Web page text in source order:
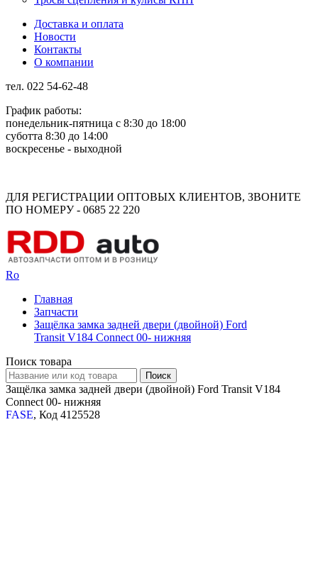
Доставка и оплата
Новости
Контакты
О компании
тел. 022 54-62-48
График работы:
понедельник-пятница с 8:30 до 18:00
суботта 8:30 до 14:00
воскресенье - выходной
ДЛЯ РЕГИСТРАЦИИ ОПТОВЫХ КЛИЕНТОВ, ЗВОНИТЕ
ПО НОМЕРУ - 0685 22 220
Ro
Главная
Запчасти
Защёлка замка задней двери (двойной) Ford
Transit V184 Connect 00- нижняя
Поиск товара
Защёлка замка задней двери (двойной) Ford Transit V184
Connect 00- нижняя
FASE, Код 4125528